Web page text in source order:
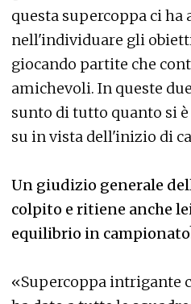
questa supercoppa ci ha
nell'individuare gli
giocando partite che
amichevoli. In queste
sunto di tutto quanto si
su in vista dell'inizio di
Un giudizio generale
colpito e ritiene anche
equilibrio in
«Supercoppa intrigante